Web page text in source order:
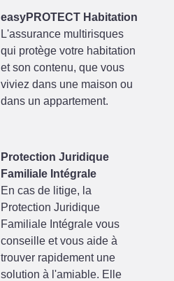
easyPROTECT Habitation
L'assurance multirisques
qui protège votre habitation
et son contenu, que vous
viviez dans une maison ou
dans un appartement.
Protection Juridique
Familiale Intégrale
En cas de litige, la
Protection Juridique
Familiale Intégrale vous
conseille et vous aide à
trouver rapidement une
solution à l'amiable. Elle